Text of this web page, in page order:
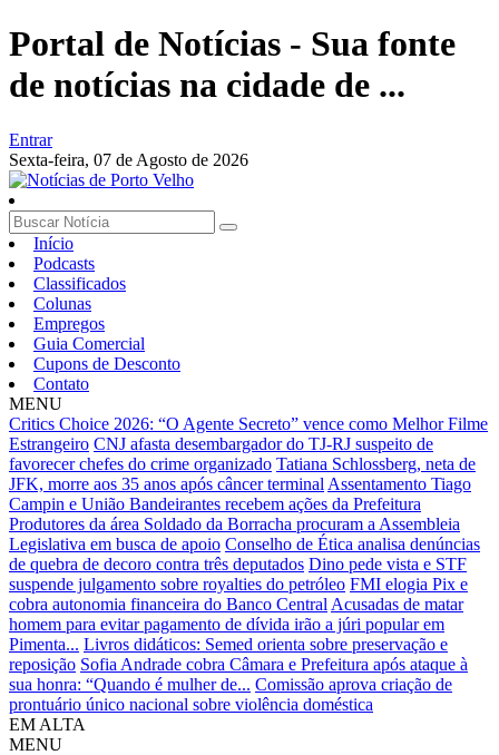
Portal de Notícias - Sua fonte
de notícias na cidade de ...
Entrar
Sexta-feira, 07 de Agosto de 2026
Início
Podcasts
Classificados
Colunas
Empregos
Guia Comercial
Cupons de Desconto
Contato
MENU
Critics Choice 2026: “O Agente Secreto” vence como Melhor Filme
Estrangeiro CNJ afasta desembargador do TJ-RJ suspeito de
favorecer chefes do crime organizado Tatiana Schlossberg, neta de
JFK, morre aos 35 anos após câncer terminal Assentamento Tiago
Campin e União Bandeirantes recebem ações da Prefeitura
Produtores da área Soldado da Borracha procuram a Assembleia
Legislativa em busca de apoio Conselho de Ética analisa denúncias
de quebra de decoro contra três deputados Dino pede vista e STF
suspende julgamento sobre royalties do petróleo FMI elogia Pix e
cobra autonomia financeira do Banco Central Acusadas de matar
homem para evitar pagamento de dívida irão a júri popular em
Pimenta... Livros didáticos: Semed orienta sobre preservação e
reposição Sofia Andrade cobra Câmara e Prefeitura após ataque à
sua honra: “Quando é mulher de... Comissão aprova criação de
prontuário único nacional sobre violência doméstica
EM ALTA
MENU